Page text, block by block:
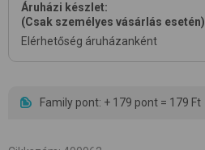
Áruházi készlet:
(Csak személyes vásárlás esetén)
Elérhetőség áruházanként
Family pont: + 179 pont = 179 Ft